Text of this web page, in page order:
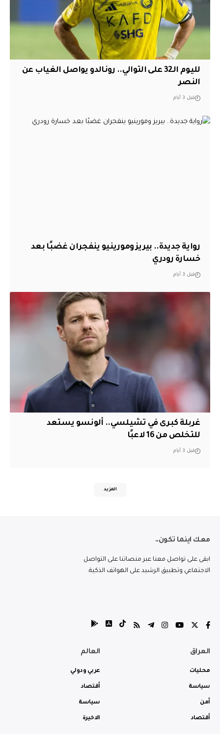
لليوم الـ32 على التوالي.. رونالدو يواصل الغياب عن
النصر
قبل 3 أيام
رواية جديدة.. بيريز ومورينيو ينفجران غضبًا بعد
خسارة رودري
قبل 3 أيام
غربلة كبرى في تشيلسي.. ألونسو يستعد
للتخلص من 16 لاعبًا
قبل 3 أيام
المزيد
معك اينما تكون..
ابقى على تواصل معنا عبر منصاتنا على التواصل
الاجتماعي وتطبيق الرشيد على الهواتف الذكية.
العراق
محليات
سياسة
أمن
أقتصاد
العالم
عربي ودولي
أقتصاد
سياسة
الاخيرة